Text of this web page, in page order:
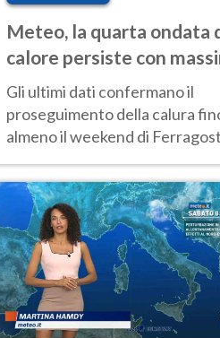
Meteo, la quarta ondata
calore persiste con
sempre molto elevate
Gli ultimi dati confermano il
proseguimento della calura
almeno il weekend di
intensificazione prossima
settimana